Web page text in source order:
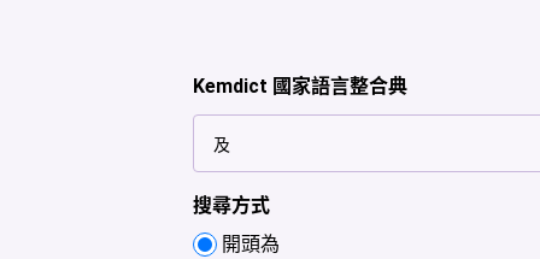
Kemdict 國家語言整合典
搜尋方式
開頭為